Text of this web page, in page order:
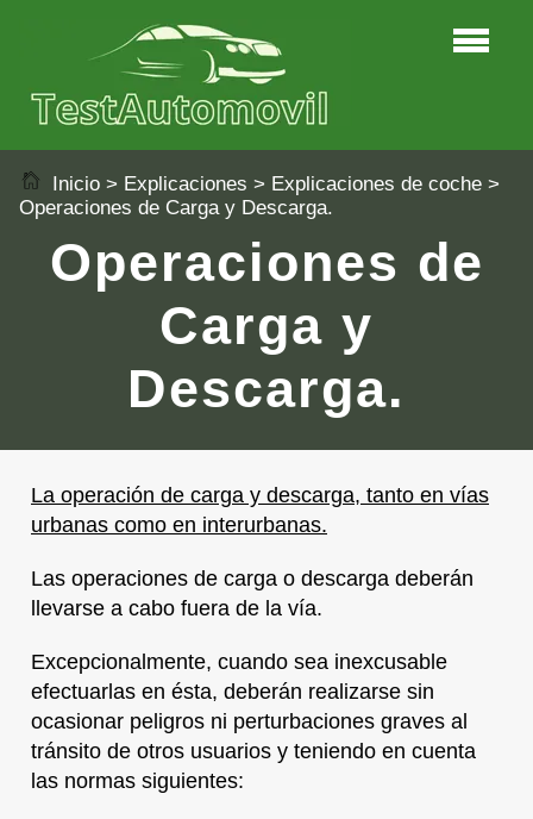
Inicio > Explicaciones > Explicaciones de coche >
Operaciones de Carga y Descarga.
Operaciones de
Carga y
Descarga.
La operación de carga y descarga, tanto en vías
urbanas como en interurbanas.
Las operaciones de carga o descarga deberán
llevarse a cabo fuera de la vía.
Excepcionalmente, cuando sea inexcusable
efectuarlas en ésta, deberán realizarse sin
ocasionar peligros ni perturbaciones graves al
tránsito de otros usuarios y teniendo en cuenta
las normas siguientes: